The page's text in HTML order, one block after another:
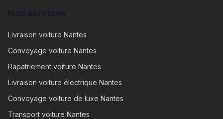
Livraison voiture Nantes
Convoyage voiture Nantes
Rapatriement voiture Nantes
Livraison voiture électrique Nantes
Convoyage voiture de luxe Nantes
Transport voiture Nantes